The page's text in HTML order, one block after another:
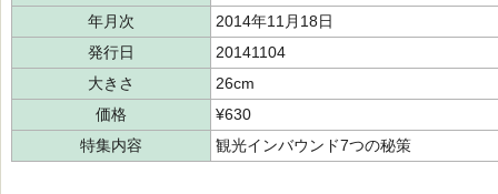
年月次
2014年11月18日
発行日
20141104
大きさ
26cm
価格
¥630
特集内容
観光インバウンド7つの秘策